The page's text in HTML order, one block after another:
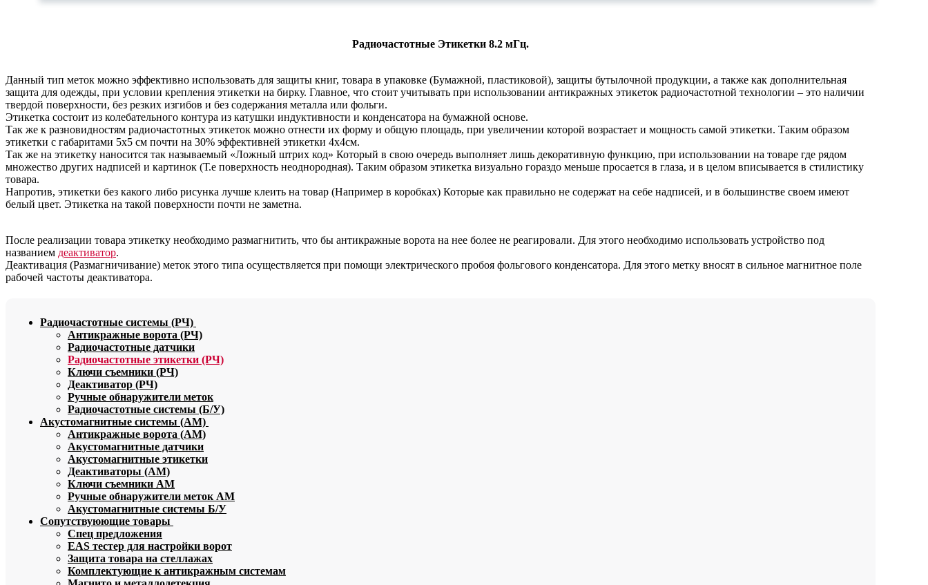
Радиочастотные Этикетки 8.2 мГц.
Данный тип меток можно эффективно использовать для защиты книг, товара в упаковке (Бумажной, пластиковой), защиты бутылочной продукции, а также как дополнительная
защита для одежды, при условии крепления этикетки на бирку. Главное, что стоит учитывать при использовании антикражных этикеток радиочастотной технологии – это наличии
твердой поверхности, без резких изгибов и без содержания металла или фольги.
Этикетка состоит из колебательного контура из катушки индуктивности и конденсатора на бумажной основе.
Так же к разновидностям радиочастотных этикеток можно отнести их форму и общую площадь, при увеличении которой возрастает и мощность самой этикетки. Таким образом
этикетки с габаритами 5х5 см почти на 30% эффективней этикетки 4х4см.
Так же на этикетку наносится так называемый «Ложный штрих код» Который в свою очередь выполняет лишь декоративную функцию, при использовании на товаре где рядом
множество других надписей и картинок (Т.е поверхность неоднородная). Таким образом этикетка визуально гораздо меньше просается в глаза, и в целом вписывается в стилистику
товара.
Напротив, этикетки без какого либо рисунка лучше клеить на товар (Например в коробках) Которые как правильно не содержат на себе надписей, и в большинстве своем имеют
белый цвет. Этикетка на такой поверхности почти не заметна.
После реализации товара этикетку необходимо размагнитить, что бы антикражные ворота на нее более не реагировали. Для этого необходимо использовать устройство под
названием деактиватор.
Деактивация (Размагничивание) меток этого типа осуществляется при помощи электрического пробоя фольгового конденсатора. Для этого метку вносят в сильное магнитное поле
рабочей частоты деактиватора.
Радиочастотные системы (РЧ)
Антикражные ворота (РЧ)
Радиочастотные датчики
Радиочастотные этикетки (РЧ)
Ключи съемники (РЧ)
Деактиватор (РЧ)
Ручные обнаружители меток
Радиочастотные системы (Б/У)
Акустомагнитные системы (АМ)
Антикражные ворота (АМ)
Акустомагнитные датчики
Акустомагнитные этикетки
Деактиваторы (АМ)
Ключи съемники АМ
Ручные обнаружители меток АМ
Акустомагнитные системы Б/У
Сопутствуюющие товары
Спец предложения
EAS тестер для настройки ворот
Защита товара на стеллажах
Комплектующие к антикражным системам